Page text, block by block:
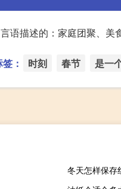
描述的：家庭团聚、美
： 时刻 春节 是一
冬天怎样保存